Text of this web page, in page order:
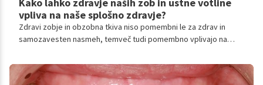
vpliva na naše splošno zdravje?
Zdravi zobje in obzobna tkiva niso pomembni le za zdrav in
samozavesten nasmeh, temveč tudi pomembno vplivajo na
ustne votline je med drugim povezano z zdravjem srca, dihal in
prebavnega sistema. Ravno tako pa določene bolezni oziroma